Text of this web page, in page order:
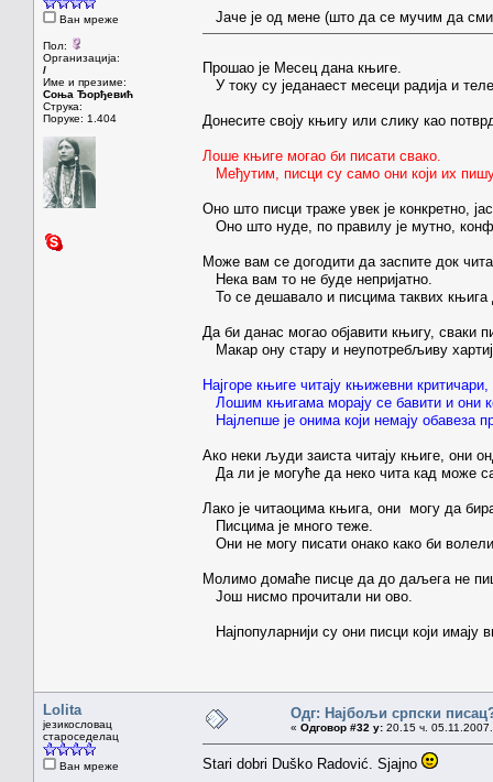
Ван мреже
Пол:
Организација:
/
Име и презиме:
Соња Ђорђевић
Струка:
Поруке: 1.404
Јаче је од мене (што да се мучим да
Прошао је Месец дана књиге.
У току су једанаест месеци радија и
Донесите своју књигу или слику као
Лоше књиге могао би писати свако.
Међутим, писци су само они који их
Оно што писци траже увек је конкретно,
Оно што нуде, по правилу је мутно,
Може вам се догодити да заспите док
Нека вам то не буде непријатно.
То се дешавало и писцима таквих књига
Да би данас могао објавити књигу, сваки
Макар ону стару и неупотребљиву
Најгоре књиге читају књижевни
Лошим књигама морају се бавити и они
Најлепше је онима који немају обавеза
Ако неки људи заиста читају књиге, они
Да ли је могуће да неко чита кад може
Лако је читаоцима књига, они могу да
Писцима је много теже.
Они не могу писати онако како би
Молимо домаће писце да до даљега не
Још нисмо прочитали ни ово.
Најпопуларнији су они писци који имају
Lolita
језикословац
староседелац
Ван мреже
Одг: Најбољи српски
« Одговор #32 у: 20.15 ч.
Stari dobri Duško Radović. Sjajno